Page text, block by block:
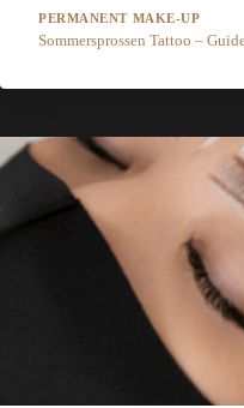
PERMANENT MAKE-UP
Sommersprossen Tattoo –